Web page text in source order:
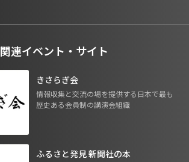
関連イベント・サイト
きさらぎ会
情報収集と交流の場を提供する日本で最も
歴史ある会員制の講演会組織
ふるさと発見 新聞社の本